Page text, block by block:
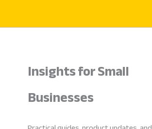
content
Insights for Small
Businesses